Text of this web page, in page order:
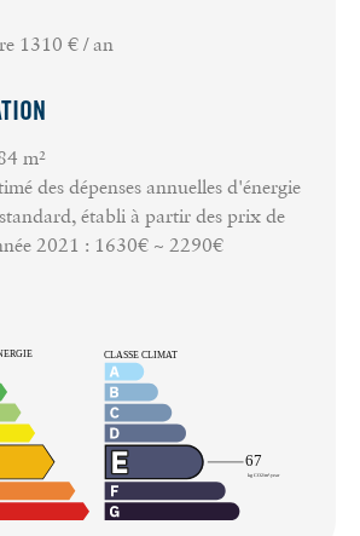
1310 € / an
m²
des dépenses annuelles d'énergie
établi à partir des prix de
2021 : 1630€ ~ 2290€